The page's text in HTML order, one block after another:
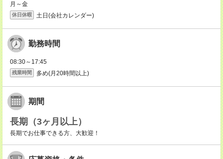
月～金
休日休暇 土日(会社カレンダー)
勤務時間
08:30～17:45
残業時間 多め(月20時間以上)
期間
長期（3ヶ月以上）
長期でお仕事できる方、大歓迎！